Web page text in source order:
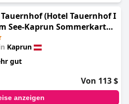
(Hotel Tauernhof I
See-Kaprun Sommerkarte
Kaprun
gut
Von 113 $
anzeigen